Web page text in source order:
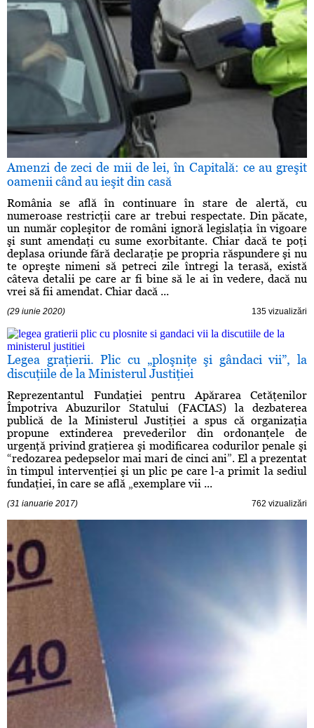
Amenzi de zeci de mii de lei, în Capitală: ce au greşit
oamenii când au ieşit din casă
România se află în continuare în stare de alertă, cu
numeroase restricţii care ar trebui respectate. Din păcate,
un număr copleşitor de români ignoră legislaţia în vigoare
şi sunt amendaţi cu sume exorbitante. Chiar dacă te poţi
deplasa oriunde fără declaraţie pe propria răspundere şi nu
te opreşte nimeni să petreci zile întregi la terasă, există
câteva detalii pe care ar fi bine să le ai în vedere, dacă nu
vrei să fii amendat. Chiar dacă ...
(29 iunie 2020) 135 vizualizări
Legea graţierii. Plic cu „ploşniţe şi gândaci vii”, la
discuţiile de la Ministerul Justiţiei
Reprezentantul Fundaţiei pentru Apărarea Cetăţenilor
Împotriva Abuzurilor Statului (FACIAS) la dezbaterea
publică de la Ministerul Justiţiei a spus că organizaţia
propune extinderea prevederilor din ordonanţele de
urgenţă privind graţierea şi modificarea codurilor penale şi
“redozarea pedepselor mai mari de cinci ani”. El a prezentat
în timpul intervenţiei şi un plic pe care l-a primit la sediul
fundaţiei, în care se află „exemplare vii ...
(31 ianuarie 2017) 762 vizualizări